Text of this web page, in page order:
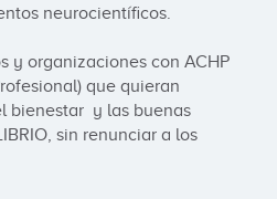
neurocientíficos.
y organizaciones con ACHP
que quieran
bienestar  y las buenas
sin renunciar a los